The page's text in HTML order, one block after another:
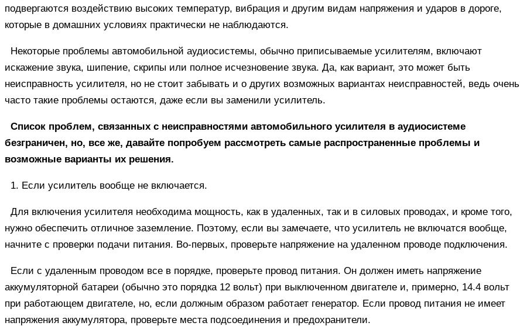
подвергаются воздействию высоких температур, вибрация и другим видам напряжения и ударов в дороге,
которые в домашних условиях практически не наблюдаются.
Некоторые проблемы автомобильной аудиосистемы, обычно приписываемые усилителям, включают
искажение звука, шипение, скрипы или полное исчезновение звука. Да, как вариант, это может быть
неисправность усилителя, но не стоит забывать и о других возможных вариантах неисправностей, ведь очень
часто такие проблемы остаются, даже если вы заменили усилитель.
Список проблем, связанных с неисправностями автомобильного усилителя в аудиосистеме
безграничен, но, все же, давайте попробуем рассмотреть самые распространенные проблемы и
возможные варианты их решения.
1. Если усилитель вообще не включается.
Для включения усилителя необходима мощность, как в удаленных, так и в силовых проводах, и кроме того,
нужно обеспечить отличное заземление. Поэтому, если вы замечаете, что усилитель не включатся вообще,
начните с проверки подачи питания. Во-первых, проверьте напряжение на удаленном проводе подключения.
Если с удаленным проводом все в порядке, проверьте провод питания. Он должен иметь напряжение
аккумуляторной батареи (обычно это порядка 12 вольт) при выключенном двигателе и, примерно, 14.4 вольт
при работающем двигателе, но, если должным образом работает генератор. Если провод питания не имеет
напряжения аккумулятора, проверьте места подсоединения и предохранители.